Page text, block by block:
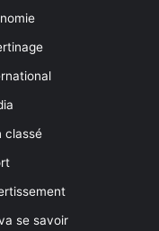
classé
se savoir